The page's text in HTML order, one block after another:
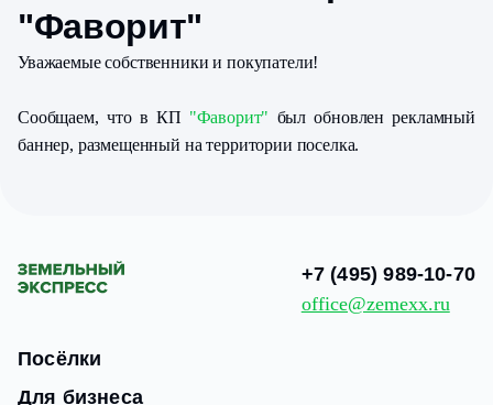
"Фаворит"
Уважаемые собственники и покупатели!
Сообщаем, что в КП "Фаворит" был обновлен рекламный
баннер, размещенный на территории поселка.
Посёлки
Для бизнеса
+7 (495) 989-10-70
office@zemexx.ru